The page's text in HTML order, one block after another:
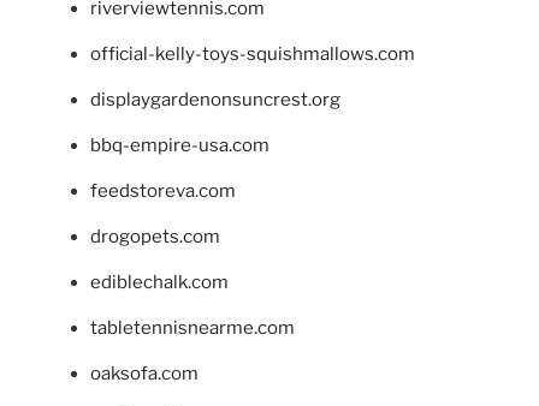
riverviewtennis.com
official-kelly-toys-squishmallows.com
displaygardenonsuncrest.org
bbq-empire-usa.com
feedstoreva.com
drogopets.com
ediblechalk.com
tabletennisnearme.com
oaksofa.com